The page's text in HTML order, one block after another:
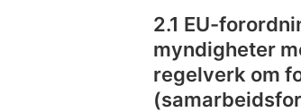
2.1 EU-
myndigheter
regelverk om